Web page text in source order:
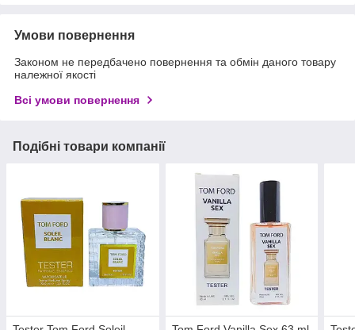
Умови повернення
Законом не передбачено повернення та обмін даного товару
належної якості
Всі умови повернення
Подібні товари компанії